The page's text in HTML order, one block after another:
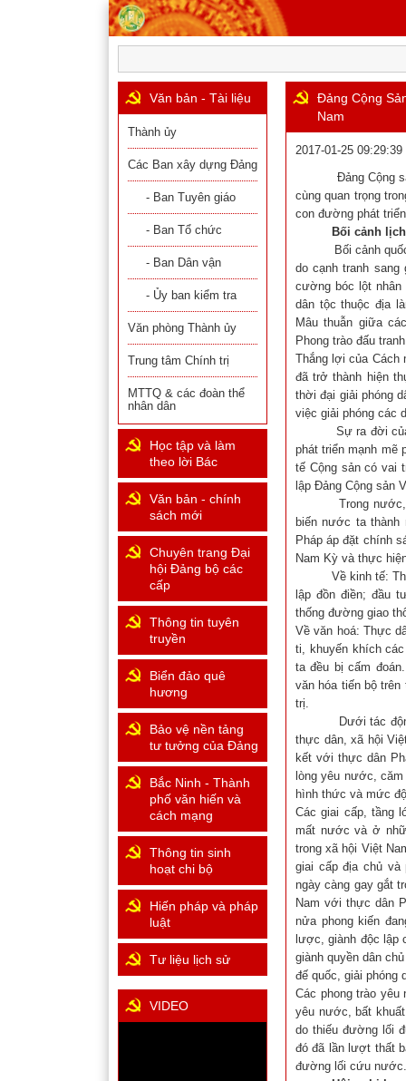
Đảng Cộng
Nam
2017-01-25 09:29:39
Đảng Cộng sản
cùng quan trọng
con đường phát
Bối cảnh
Bối cảnh quốc tế
do cạnh tranh
cường bóc lột
dân tộc thuộc địa
Mâu thuẫn giữa
Phong trào đấu
Thắng lợi của Cách
đã trở thành hiện
thời đại giải phóng
việc giải phóng các
Sự ra đời của
phát triển mạnh mẽ
tế Cộng sản có vai
lập Đảng Cộng sản
Trong nước,
biến nước ta
Pháp áp đặt chính
Nam Kỳ và thực
Về kinh tế: Thực
lập đồn điền; đầu
thống đường giao
Về văn hoá: Thực
ti, khuyến khích
ta đều bị cấm
văn hóa tiến bộ
trị.
Dưới tác động
thực dân, xã hội
kết với thực dân
lòng yêu nước,
hình thức và mức
Các giai cấp, tầng
mất nước và ở
trong xã hội Việt
giai cấp địa chủ và
ngày càng gay gắt
Nam với thực dân
nửa phong kiến
lược, giành độc lập
giành quyền dân
đế quốc, giải phóng
Các phong trào
yêu nước, bất
do thiếu đường lối
đó đã lần lượt thất
đường lối cứu nước.
Văn bản - Tài liệu
Thành ủy
Các Ban xây dựng Đảng
- Ban Tuyên giáo
- Ban Tổ chức
- Ban Dân vận
- Ủy ban kiểm tra
Văn phòng Thành ủy
Trung tâm Chính trị
MTTQ & các đoàn thể
nhân dân
Học tập và làm
theo lời Bác
Văn bản - chính
sách mới
Chuyên trang Đại
hội Đảng bộ các
cấp
Thông tin tuyên
truyền
Biển đảo quê
hương
Bảo vệ nền tảng
tư tưởng của Đảng
Bắc Ninh - Thành
phố văn hiến và
cách mạng
Thông tin sinh
hoạt chi bộ
Hiến pháp và pháp
luật
Tư liệu lịch sử
VIDEO